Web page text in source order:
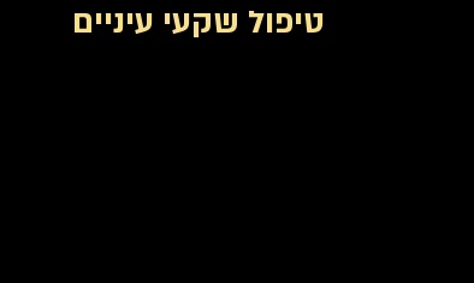
טיפול שקעי עיניים